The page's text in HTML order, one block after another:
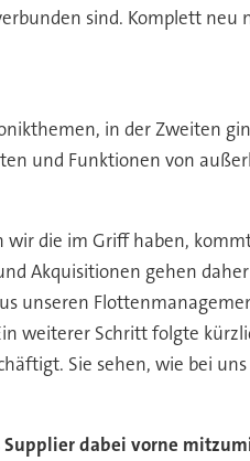
sind. Komplett neu
in der Zweiten
und Funktionen von
wir die im Griff haben,
Akquisitionen gehen
unseren
weiterer Schritt folgte
Sie sehen, wie bei
Supplier dabei vorne